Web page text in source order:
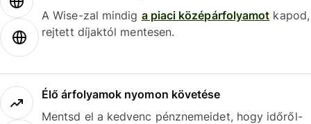
A Wise-zal mindig a piaci középárfolyamot kapod,
rejtett díjaktól mentesen.
Élő árfolyamok nyomon követése
Mentsd el a kedvenc pénznemeidet, hogy időről-